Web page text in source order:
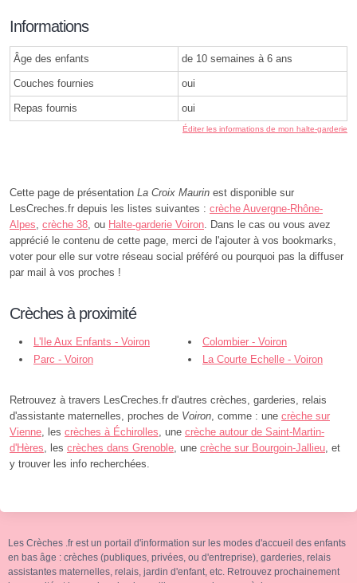
Informations
Âge des enfants de 10 semaines à 6 ans
Couches fournies oui
Repas fournis oui
Éditer les informations de mon halte-garderie
Cette page de présentation La Croix Maurin est disponible sur
LesCreches.fr depuis les listes suivantes : crèche Auvergne-Rhône-
Alpes crèche 38 , ou Halte-garderie Voiron . Dans le cas ou vous avez
apprécié le contenu de cette page, merci de l'ajouter à vos bookmarks,
voter pour elle sur votre réseau social préféré ou pourquoi pas la diffuser
par mail à vos proches !
Crèches à proximité
L'Ile Aux Enfants - Voiron
Colombier - Voiron
Parc - Voiron
La Courte Echelle - Voiron
Retrouvez à travers LesCreches.fr d'autres crèches, garderies, relais
d'assistante maternelles, proches de Voiron , comme : une crèche sur
Vienne , les crèches à Échirolles , une crèche autour de Saint-Martin-
d'Hères , les crèches dans Grenoble , une crèche sur Bourgoin-Jallieu , et
y trouver les info recherchées.
Les Crèches .fr est un portail d'information sur les modes d'accueil des enfants
en bas âge : crèches (publiques, privées, ou d'entreprise), garderies, relais
assistantes maternelles, relais, jardin d'enfant, etc. Retrouvez prochainement